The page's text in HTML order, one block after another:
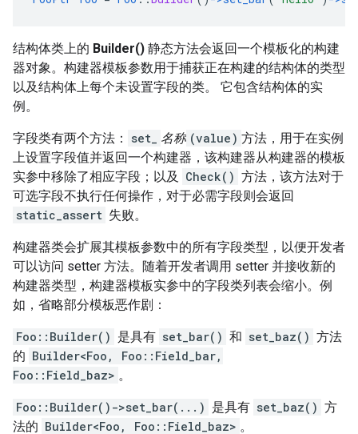
结构体类上的 Builder() 静态方法会返回一个模板化的构建
器对象。构建器模板参数用于捕获正在构建的结构体的类型
以及结构体上每个未设置字段的类。 它包含结构体的实
例。
字段类有两个方法： set_ 名称 (value) 方法，用于在实例
上设置字段值并返回一个构建器，该构建器从构建器的模板
实参中移除了相应字段；以及
Check() 方法，该方法对于
可选字段不执行任何操作，对于必需字段则会返回
static_assert 失败。
构建器类会扩展其模板参数中的所有字段类型，以便开发者
可以访问 setter 方法。随着开发者调用 setter 并接收新的
构建器类型，构建器模板实参中的字段类列表会缩小。例
如，省略部分模板恶作剧：
Foo::Builder() 是具有 set_bar() 和 set_baz() 方法
的 Builder<Foo, Foo::Field_bar,
Foo::Field_baz> 。
Foo::Builder()->set_bar(...) 是具有 set_baz() 方
法的 Builder<Foo, Foo::Field_baz> 。